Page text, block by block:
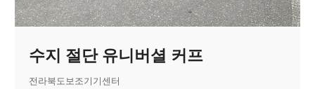
수지 절단 유니버셜 커프
전라북도보조기기센터